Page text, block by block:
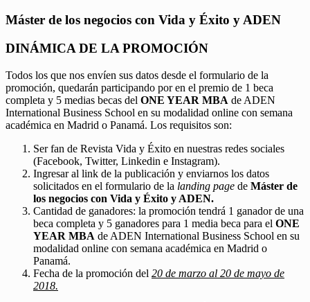
Máster de los negocios con Vida y Éxito y ADEN
DINÁMICA DE LA PROMOCIÓN
Todos los que nos envíen sus datos desde el formulario de la
promoción, quedarán participando por en el premio de 1 beca
completa y 5 medias becas del ONE YEAR MBA de ADEN
International Business School en su modalidad online con semana
académica en Madrid o Panamá. Los requisitos son:
Ser fan de Revista Vida y Éxito en nuestras redes sociales
(Facebook, Twitter, Linkedin e Instagram).
Ingresar al link de la publicación y enviarnos los datos
solicitados en el formulario de la landing page de Máster de
los negocios con Vida y Éxito y ADEN.
Cantidad de ganadores: la promoción tendrá 1 ganador de una
beca completa y 5 ganadores para 1 media beca para el ONE
YEAR MBA de ADEN International Business School en su
modalidad online con semana académica en Madrid o
Panamá.
Fecha de la promoción del 20 de marzo al 20 de mayo de
2018.